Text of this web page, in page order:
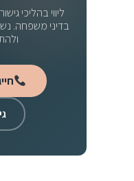
ליווי בהליכי
בדיני משפחה.
חייגו 03-